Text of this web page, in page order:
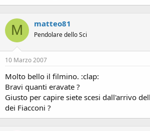
M matteo81
Pendolare dello Sci
10 Marzo 2007
Molto bello il filmino. :clap:
Bravi quanti eravate ?
Giusto per capire siete scesi dall'arrivo
dei Fiacconi ?